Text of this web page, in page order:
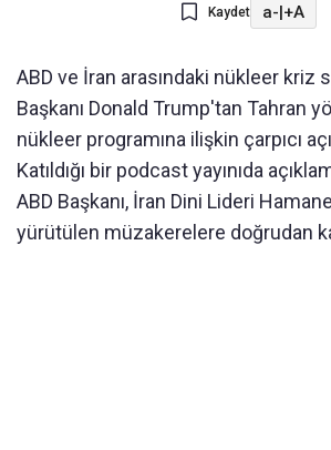
Kaydet a-|+A
ABD ve İran arasındaki nükleer kriz
Başkanı Donald Trump'tan Tahran
nükleer programına ilişkin çarpıcı
Katıldığı bir podcast yayınıda
ABD Başkanı, İran Dini Lideri
yürütülen müzakerelere doğrudan